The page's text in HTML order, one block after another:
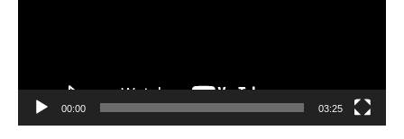
00:00 03:25